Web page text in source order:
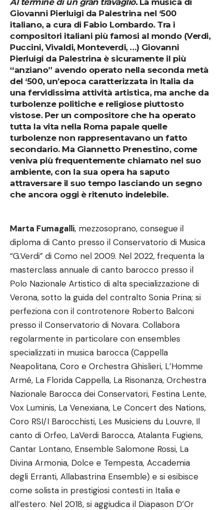
Giovanni Pierluigi da Palestrina nel ‘500
italiano, a cura di Fabio Lombardo. Tra i
compositori italiani più famosi al mondo (Verdi,
Puccini, Vivaldi, Monteverdi, …) Giovanni
Pierluigi da Palestrina è sicuramente il più
“anziano” avendo operato nella seconda metà
del ‘500, un’epoca caratterizzata in Italia da
una fervidissima attività artistica, ma anche da
turbolenze politiche e religiose piuttosto
vistose. Per un compositore che ha operato
tutta la vita nella Roma papale quelle
turbolenze non rappresentavano un fatto
secondario. Ma Giannetto Prenestino, come
veniva più frequentemente chiamato nel suo
ambiente, con la sua opera ha saputo
attraversare il suo tempo lasciando un segno
che ancora oggi è ritenuto indelebile.
Marta Fumagalli, mezzosoprano, consegue il
diploma di Canto presso il Conservatorio di Musica
“G.Verdi” di Como nel 2009. Nel 2022, frequenta la
masterclass annuale di canto barocco presso il
Polo Nazionale Artistico di alta specializzazione di
Verona, sotto la guida del contralto Sonia Prina; si
perfeziona con il controtenore Roberto Balconi
presso il Conservatorio di Novara. Collabora
regolarmente in particolare con ensembles
specializzati in musica barocca (Cappella
Neapolitana, Coro e Orchestra Ghislieri, L’Homme
Armé, La Florida Cappella, La Risonanza, Orchestra
Nazionale Barocca dei Conservatori, Festina Lente,
Vox Luminis, La Venexiana, Le Concert des Nations,
Coro RSI/I Barocchisti, Les Musiciens du Louvre, Il
canto di Orfeo, LaVerdi Barocca, Atalanta Fugiens,
Cantar Lontano, Ensemble Salomone Rossi, La
Divina Armonia, Dolce e Tempesta, Accademia
degli Erranti, Allabastrina Ensemble) e si esibisce
come solista in prestigiosi contesti in Italia e
all’estero. Nel 2018, si aggiudica il Diapason D’Or